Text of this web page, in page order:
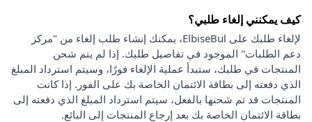
كيف يمكنني إلغاء طلبي؟
لإلغاء طلبك على ElbiseBul، يمكنك إنشاء طلب إلغاء من "مركز
دعم الطلبات" الموجود في تفاصيل طلبك. إذا لم يتم شحن
المنتجات في طلبك، ستبدأ عملية الإلغاء فورًا، وسيتم استرداد المبلغ
الذي دفعته إلى بطاقة الائتمان الخاصة بك على الفور. إذا كانت
المنتجات قد تم شحنها بالفعل، سيتم استرداد المبلغ الذي دفعته إلى
بطاقة الائتمان الخاصة بك بعد إرجاع المنتجات إلى البائع.